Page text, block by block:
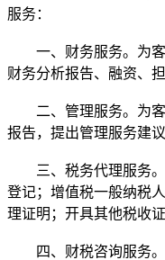
服务：
一、财务服务。为客
财务分析报告、融资、
二、管理服务。为客
报告，提出管理服务建议
三、税务代理服务。
登记；增值税一般纳税
理证明；开具其他税收
四、财税咨询服务。